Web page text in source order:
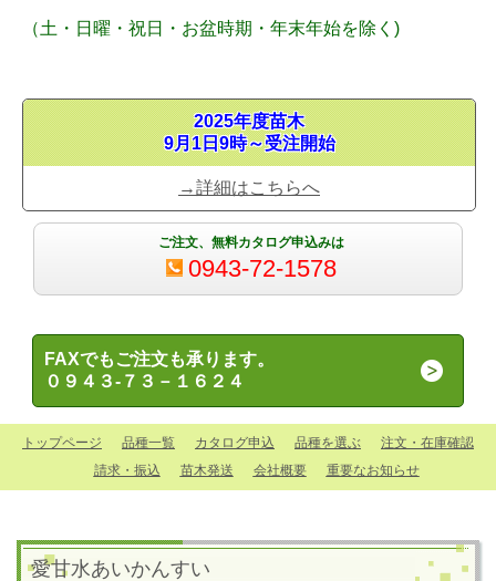
（土・ 日曜 ・祝日・お盆時期・年末年始を除く)
2025年度苗木
9月1日9時～受注開始
→詳細はこちらへ
ご注文、無料カタログ申込みは
0943-72-1578
FAXでもご注文も承ります。
０９４３-７３－１６２４
トップページ 品種一覧 カタログ申込 品種を選ぶ
注文・在庫確認
請求・振込
苗木発送 会社概要 重要なお知らせ
愛甘水あいかんすい